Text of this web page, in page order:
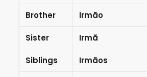
Brother Irmão
Sister Irmã
Siblings Irmãos